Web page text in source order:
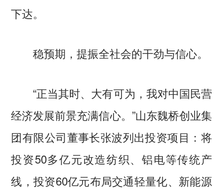
下达。
稳预期，提振全社会的干劲与信心。
“正当其时、大有可为，我对中国民营
经济发展前景充满信心。”山东魏桥创业集
团有限公司董事长张波列出投资项目：将
投资50多亿元改造纺织、铝电等传统产
线，投资60亿元布局交通轻量化、新能源